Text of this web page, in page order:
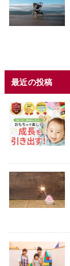
最近の投稿